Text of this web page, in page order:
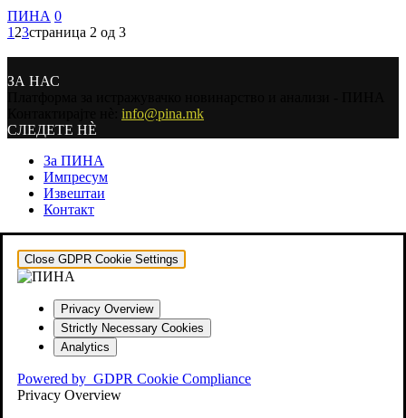
ПИНА 0
1 23страница 2 од 3
ЗА НАС
info@pina.mk
СЛЕДЕТЕ НЀ
За ПИНА
Импресум
Извештаи
Контакт
Close GDPR Cookie Settings
Privacy Overview
Strictly Necessary Cookies
Analytics
Powered by GDPR Cookie Compliance
Privacy Overview